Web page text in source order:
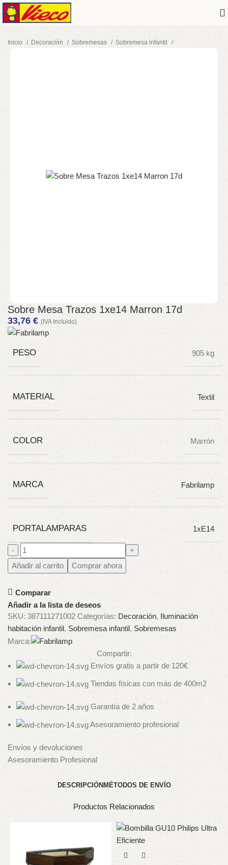
Inicio Decoración Sobremesas Sobremesa infantil
Sobre Mesa Trazos 1xe14 Marron 17d
33,76 € (IVA Incluido)
PESO 905 kg
MATERIAL Textil
COLOR Marrón
MARCA Fabrilamp
PORTALAMPARAS 1xE14
Añadir al carrito Comprar ahora
Comparar
Añadir a la lista de deseos
SKU: 387111271002 Categorías: Decoración, Iluminación
habitación infantil, Sobremesa infantil, Sobremesas
Marca:
Compartir:
Envíos gratis a partir de 120€
Tiendas físicas con más de 400m2
Garantía de 2 años
Asesoramiento profesional
Envíos y devoluciones
Asesoramiento Profesional
DESCRIPCIÓN MÉTODOS DE ENVÍO
Productos Relacionados